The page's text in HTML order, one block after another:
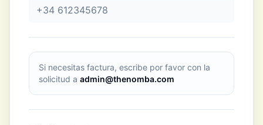
Si necesitas factura, escribe por favor con la
solicitud a admin@thenomba.com